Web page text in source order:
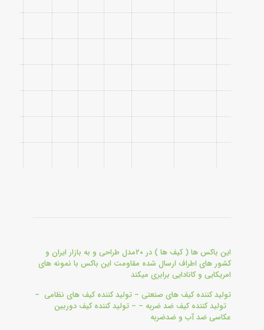
این باکس ها ( کیف ها ) در ۲۰مدل طراحی و به بازار ایران و
کشور های اطراف ارسال شده مقاومت این باکس با نمونه های
امریکایی و کانادایی برابری میکند
تولید کننده کیف های صنعتی – تولید کننده کیف های نظامی –
تولید کننده کیف ضد ضربه – – تولید کننده کیف دوربین
عکاسی ضد آب و ضدضربه